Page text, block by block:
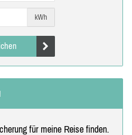
kWh
für meine Reise finden.